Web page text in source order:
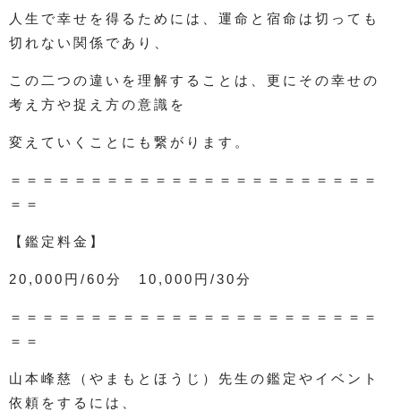
人生で幸せを得るためには、運命と宿命は切っても
切れない関係であり、
この二つの違いを理解することは、更にその幸せの
考え方や捉え方の意識を
変えていくことにも繋がります。
＝＝＝＝＝＝＝＝＝＝＝＝＝＝＝＝＝＝＝＝＝＝＝
＝＝
【鑑定料金】
20,000円/60分 10,000円/30分
＝＝＝＝＝＝＝＝＝＝＝＝＝＝＝＝＝＝＝＝＝＝＝
＝＝
山本峰慈（やまもとほうじ）先生の鑑定やイベント
依頼をするには、